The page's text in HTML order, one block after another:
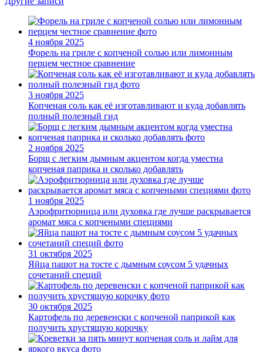
4 ноября 2025
Форель на гриле с копченой солью или лимонным
перцем честное сравнение
3 ноября 2025
Копченая соль как её изготавливают и куда добавлять
полный полезный гид
2 ноября 2025
Борщ с легким дымным акцентом когда уместна
копченая паприка и сколько добавлять
1 ноября 2025
Аэрофритюрница или духовка где лучше раскрывается
аромат мяса с копчеными специями
31 октября 2025
Яйца пашот на тосте с дымным соусом 5 удачных
сочетаний специй
30 октября 2025
Картофель по деревенски с копченой паприкой как
получить хрустящую корочку